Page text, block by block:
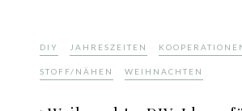
DIY JAHRESZEITEN
STOFF/NÄHEN WEIHNACHTEN